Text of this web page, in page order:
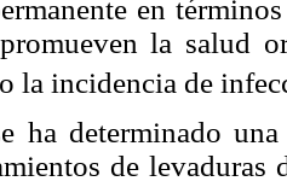
en
la salud
la incidencia de
ha determinado
de levaduras